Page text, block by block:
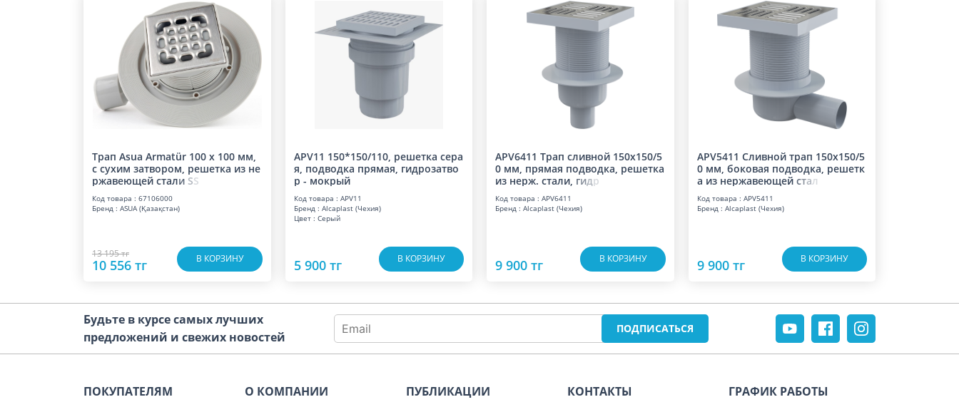
Трап Asua Armatür 100 x 100 мм,
с сухим затвором, решетка из не
ржавеющей стали SS
Код товара : 67106000
Бренд : ASUA (Қазақстан)
13 195 тг
10 556 тг В КОРЗИНУ
APV11 150*150/110, решетка сера
я, подводка прямая, гидрозатво
р - мокрый
Код товара : APV11
Бренд : Alcaplast (Чехия)
Цвет : Серый
5 900 тг В КОРЗИНУ
APV6411 Трап сливной 150х150/5
0 мм, прямая подводка, решетка
из нерж. стали, гидр
Код товара : APV6411
Бренд : Alcaplast (Чехия)
9 900 тг В КОРЗИНУ
APV5411 Сливной трап 150х150/5
0 мм, боковая подводка, решетк
а из нержавеющей стал
Код товара : APV5411
Бренд : Alcaplast (Чехия)
9 900 тг В КОРЗИНУ
Будьте в курсе самых лучших
предложений и свежих новостей
ПОКУПАТЕЛЯМ О КОМПАНИИ ПУБЛИКАЦИИ КОНТАКТЫ ГРАФИК РАБОТЫ